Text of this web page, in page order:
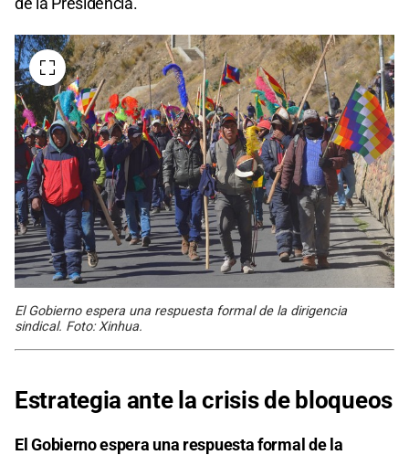
El Gobierno espera una respuesta formal de la dirigencia
sindical. Foto: Xinhua.
Estrategia ante la crisis de bloqueos
El Gobierno espera una respuesta formal de la